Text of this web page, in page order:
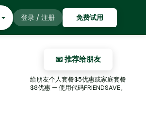
登录 / 注册 免费试用
📧 推荐给朋友
给朋友个人套餐$5优惠或家庭套餐
$8优惠 — 使用代码FRIENDSAVE。